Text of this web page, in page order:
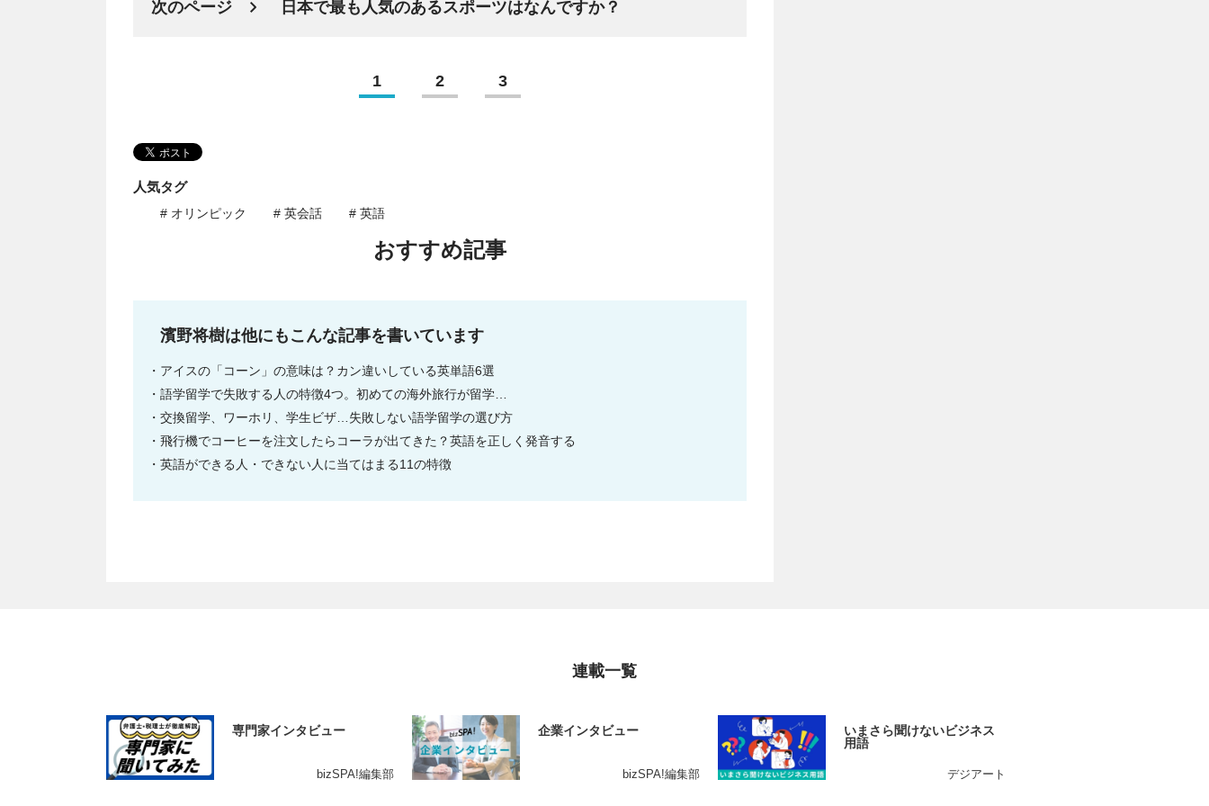
次のページ 日本で最も人気のあるスポーツはなんですか？
1 2 3
人気タグ
# オリンピック # 英会話 # 英語
おすすめ記事
濱野将樹は他にもこんな記事を書いています
アイスの「コーン」の意味は？カン違いしている英単語6選
語学留学で失敗する人の特徴4つ。初めての海外旅行が留学…
交換留学、ワーホリ、学生ビザ…失敗しない語学留学の選び方
飛行機でコーヒーを注文したらコーラが出てきた？英語を正しく発音する
英語ができる人・できない人に当てはまる11の特徴
連載一覧
専門家インタビュー
bizSPA!編集部
企業インタビュー
bizSPA!編集部
いまさら聞けないビジネス
用語
デジアート